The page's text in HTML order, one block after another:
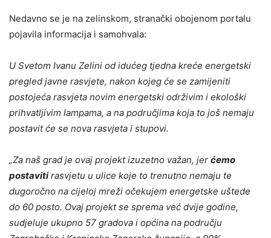
Nedavno se je na zelinskom, stranački obojenom portalu
pojavila informacija i samohvala:
U Svetom Ivanu Zelini od idućeg tjedna kreće energetski
pregled javne rasvjete, nakon kojeg će se zamijeniti
postojeća rasvjeta novim energetski održivim i ekološki
prihvatljivim lampama, a na područjima koja to još nemaju
postavit će se nova rasvjeta i stupovi.
„Za naš grad je ovaj projekt izuzetno važan, jer ćemo
postavitirasvjetu u ulice koje to trenutno nemaju te
dugoročno na cijeloj mreži očekujem energetske uštede
do 60 posto. Ovaj projekt se sprema već dvije godine,
sudjeluje ukupno 57 gradova i općina na području